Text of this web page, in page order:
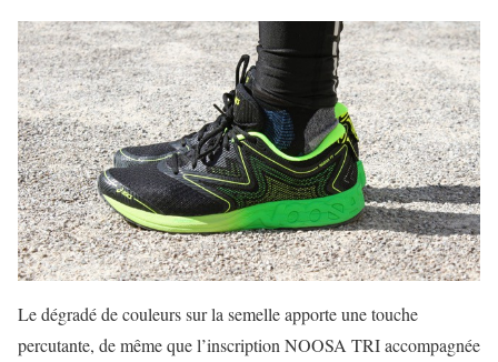
Le dégradé de couleurs sur la semelle apporte une touche
percutante, de même que l’inscription NOOSA TRI accompagnée